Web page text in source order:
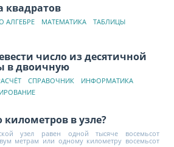
квадратов
АЛГЕБРЕ МАТЕМАТИКА ТАБЛИЦЫ
число из десятичной
в двоичную
СПРАВОЧНИК
ИНФОРМАТИКА
километров в узле?
узел равен одной тысяче восемьсот
метрам или одному километру восемьсот